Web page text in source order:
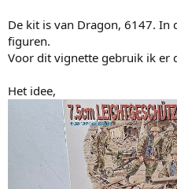
De kit is van Dragon, 6147. In
figuren.
Voor dit vignette gebruik ik er
Het idee,